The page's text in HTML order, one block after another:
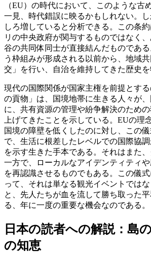
（EU）の時代において、このような古
一見、時代錯誤に映るかもしれない。
しろ増していると分析できる。この条
リの中央政府が関与するものではなく
谷の共同体同士が直接結んだものであ
う枠組みが形成される以前から、地域
交」を行い、自治を維持してきた歴史を
現代の国際関係が国家主権を前提とす
の貢物」は、国境地帯に生きる人々が
に、共有資源の管理や紛争解決のため
上げてきたことを示している。EUの理
国境の障壁を低くしたのに対し、この
で、生活に根差したレベルでの国際協
を示す生きた手本である。それはまた
一方で、ローカルなアイデンティティ
を再認識させるものでもある。この儀
って、それは単なる観光イベントでは
と、先人たちが血を流して勝ち取った
る、年に一度の重要な機会なのである。
日本の読者への解説：島
の知恵